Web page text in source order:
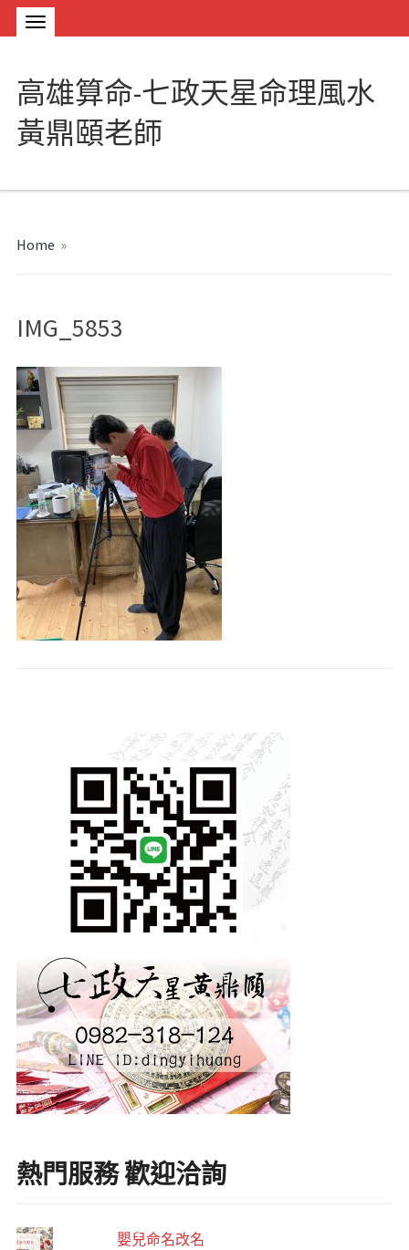
高雄算命-七政天星命理風水
黃鼎頤老師
Home »
IMG_5853
熱門服務 歡迎洽詢
嬰兒命名改名